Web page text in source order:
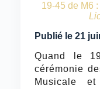
19-45 de M6
Publié le 21
Quand le
cérémonie
Musicale